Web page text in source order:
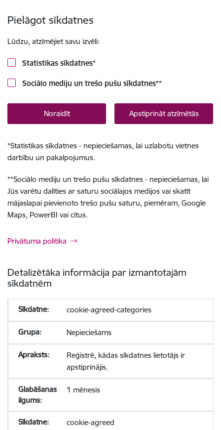
Pielāgot sīkdatnes
Lūdzu, atzīmējiet savu izvēli:
Statistikas sīkdatnes*
Sociālo mediju un trešo pušu sīkdatnes**
Noraidīt Apstiprināt atzīmētās
*Statistikas sīkdatnes - nepieciešamas, lai uzlabotu vietnes
darbību un pakalpojumus.
**Sociālo mediju un trešo pušu sīkdatnes - nepieciešamas, lai
Jūs varētu dalīties ar saturu sociālajos medijos vai skatīt
mājaslapai pievienoto trešo pušu saturu, piemēram, Google
Maps, PowerBI vai citus.
Privātuma politika
Detalizētāka informācija par izmantotajām
sīkdatnēm
cookie-agreed-categories
Nepieciešams
Reģistrē, kādas sīkdatnes lietotājs ir
apstiprinājis.
1 mēnesis
cookie-agreed